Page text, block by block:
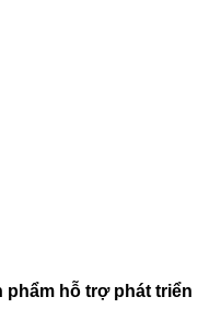
phẩm hỗ trợ phát triển